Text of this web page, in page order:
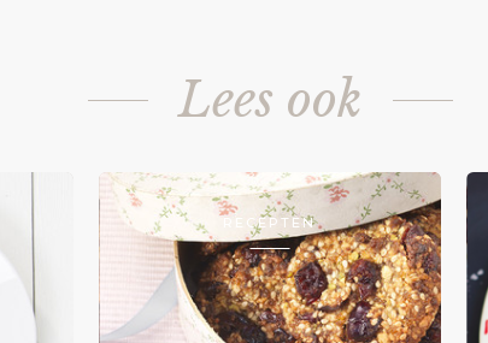
Lees ook
RECEPTEN